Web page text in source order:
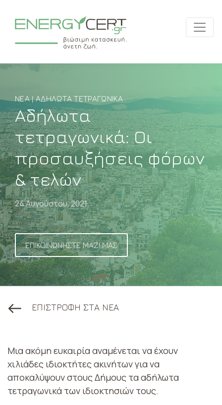
ΝΈΑ | ΑΔΉΛΩΤΑ ΤΕΤΡΑΓΩΝΙΚΆ
Αδήλωτα
τετραγωνικά: Οι
προσαυξήσεις φόρων
& τελών
24 Αυγούστου, 2021
ΕΠΙΚΟΙΝΩΝΗΣΤΕ ΜΑΖΙ ΜΑΣ
ΕΠΙΣΤΡΟΦΗ ΣΤΑ ΝΕΑ
Μια ακόμη ευκαιρία αναμένεται να έχουν
χιλιάδες ιδιοκτήτες ακινήτων για να
αποκαλύψουν στους Δήμους τα αδήλωτα
τετραγωνικά των ιδιοκτησιών τους.